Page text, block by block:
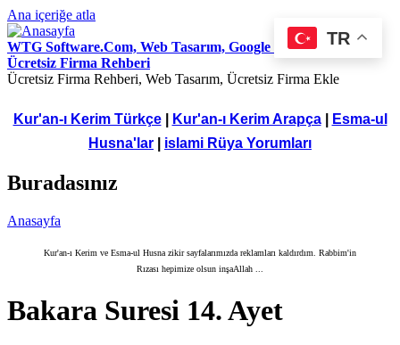
Ana içeriğe atla
WTG Software.Com, Web Tasarım, Google Seo Hizmetleri,
Ücretsiz Firma Rehberi
Ücretsiz Firma Rehberi, Web Tasarım, Ücretsiz Firma Ekle
Kur'an-ı Kerim Türkçe| Kur'an-ı Kerim Arapça|
Esma-ul
Husna'lar
islami Rüya Yorumları
Buradasınız
Anasayfa
Kur'an-ı Kerim ve Esma-ul Husna zikir sayfalarımızda reklamları kaldırdım. Rabbim'in
Rızası hepimize olsun inşaAllah ...
Bakara Suresi 14. Ayet
TR